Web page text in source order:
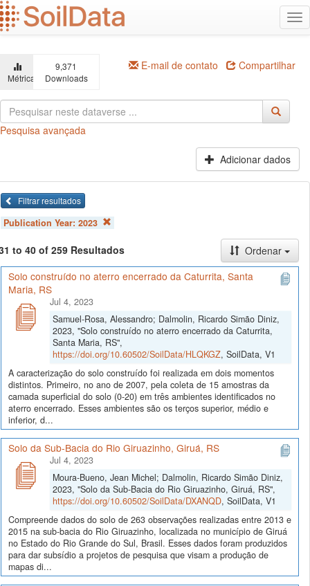
Ir
para
o
principal
Métricas
9,371
Downloads
E-mail de contato Compartilhar
Pesquisa avançada
Adicionar dados
Filtrar resultados
Publication Year: 2023
to 40 of 259 Resultados
Ordenar
Solo construído no aterro encerrado da Caturrita, Santa
Maria, RS
Jul 4, 2023
Samuel-Rosa, Alessandro; Dalmolin, Ricardo Simão Diniz,
2023, "Solo construído no aterro encerrado da Caturrita,
Santa Maria, RS",
https://doi.org/10.60502/SoilData/HLQKGZ, SoilData, V1
A caracterização do solo construído foi realizada em dois momentos
distintos. Primeiro, no ano de 2007, pela coleta de 15 amostras da
camada superficial do solo (0-20) em três ambientes identificados no
aterro encerrado. Esses ambientes são os terços superior, médio e
inferior, d...
Solo da Sub-Bacia do Rio Giruazinho, Giruá, RS
Jul 4, 2023
Moura-Bueno, Jean Michel; Dalmolin, Ricardo Simão Diniz,
2023, "Solo da Sub-Bacia do Rio Giruazinho, Giruá, RS",
https://doi.org/10.60502/SoilData/DXANQD, SoilData, V1
Compreende dados do solo de 263 observações realizadas entre 2013 e
2015 na sub-bacia do Rio Giruazinho, localizada no município de Giruá
no Estado do Rio Grande do Sul, Brasil. Esses dados foram produzidos
para dar subsídio a projetos de pesquisa que visam a produção de
mapas di...